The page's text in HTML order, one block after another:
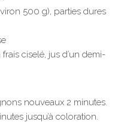
500 g), parties dures
ciselé, jus d’un demi-
nouveaux 2 minutes.
jusqu’à coloration.